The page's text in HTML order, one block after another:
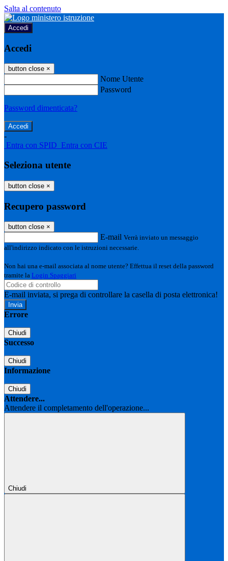
Salta al contenuto
Accedi
Accedi
button close ×
Nome Utente
Password
Password dimenticata?
-
Entra con SPID Entra con CIE
Seleziona utente
button close ×
Recupero password
button close ×
E-mail Verrà inviato un messaggio
all'indirizzo indicato con le istruzioni necessarie.
Non hai una e-mail associata al nome utente? Effettua il reset della password
tramite la Login Spaggiari
E-mail inviata, si prega di controllare la casella di posta elettronica!
Errore
Chiudi
Successo
Chiudi
Informazione
Chiudi
Attendere...
Attendere il completamento dell'operazione...
Chiudi